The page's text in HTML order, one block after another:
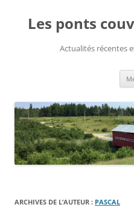
contenu
Les ponts
Actualités récentes
ARCHIVES DE L’AUTEUR : PASCAL